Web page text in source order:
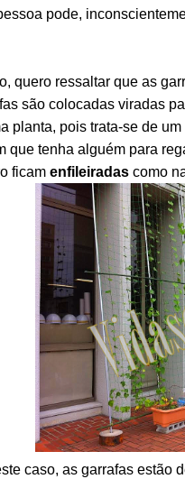
pode,
quero ressaltar que as
são colocadas viradas
planta, pois trata-se de
que tenha alguém para
ficam enfileiradas como
caso, as garrafas estão